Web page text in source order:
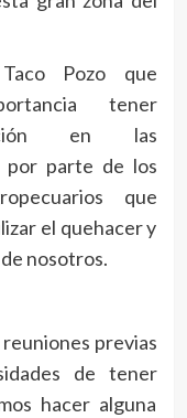
Pozo que
tener
en las
por parte de los
que
el quehacer y
nosotros.
previas
de tener
hacer alguna